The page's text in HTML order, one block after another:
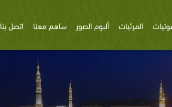
المرئيات ألبوم الصور ساهم معنا اتصل بنا